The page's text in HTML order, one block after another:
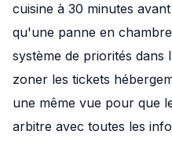
cuisine à 30 minutes
qu'une panne en
système de priorités dans
zoner les tickets
une même vue pour que
arbitre avec toutes les